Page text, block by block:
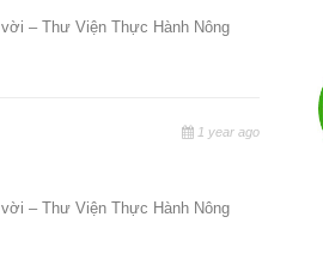
– Thư Viện Thực Hành Nông
1 year ago
– Thư Viện Thực Hành Nông